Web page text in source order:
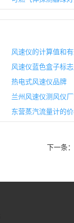
风速仪的计算值和
风速仪蓝色盒子标
热电式风速仪品牌
兰州风速仪测风仪
东营蒸汽流量计的
下一条：